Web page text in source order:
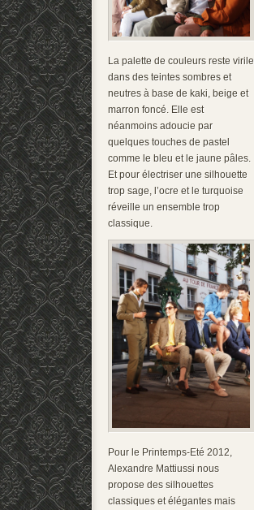
La palette de couleurs reste virile
dans des teintes sombres et
neutres à base de kaki, beige et
marron foncé. Elle est
néanmoins adoucie par
quelques touches de pastel
comme le bleu et le jaune pâles.
Et pour électriser une silhouette
trop sage, l’ocre et le turquoise
réveille un ensemble trop
classique.
Pour le Printemps-Eté 2012,
Alexandre Mattiussi nous
propose des silhouettes
classiques et élégantes mais